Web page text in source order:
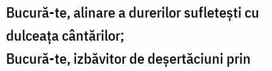
Bucură-te, alinare a durerilor sufletești cu
dulceața cântărilor;
Bucură-te, izbăvitor de deșertăciuni prin